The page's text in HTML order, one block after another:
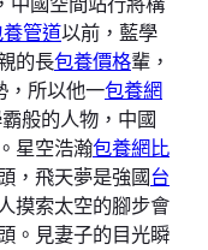
管道以前，藍學
的長包養價格輩，
，所以他一包養網
般的人物，中國
星空浩瀚包養網比
， 飛天夢是強國台
摸索太空的腳步會
。見妻子的目光瞬